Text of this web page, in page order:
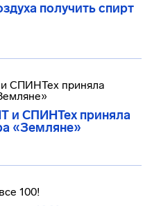
получить спирт
и СПИНТех приняла
«Земляне»